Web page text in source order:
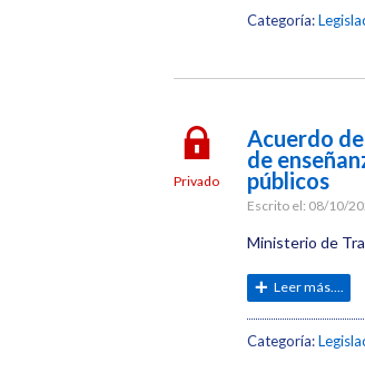
Categoría:
Privado
Acuerdo
de
públicos
Escrito el: 08/10/
Ministerio de
Leer más....
Categoría: